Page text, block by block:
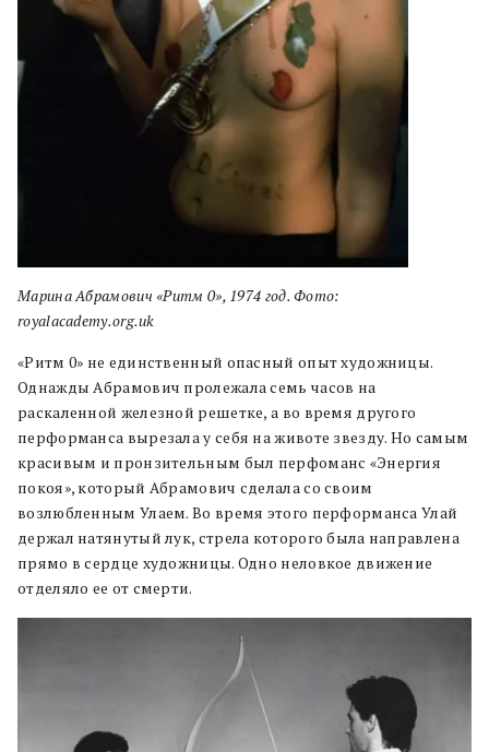
Марина Абрамович «Ритм 0», 1974 год. Фото:
royalacademy.org.uk
«Ритм 0» не единственный опасный опыт художницы.
Однажды Абрамович пролежала семь часов на
раскаленной железной решетке, а во время другого
перформанса вырезала у себя на животе звезду. Но самым
красивым и пронзительным был перфоманс «Энергия
покоя», который Абрамович сделала со своим
возлюбленным Улаем. Во время этого перформанса Улай
держал натянутый лук, стрела которого была направлена
прямо в сердце художницы. Одно неловкое движение
отделяло ее от смерти.